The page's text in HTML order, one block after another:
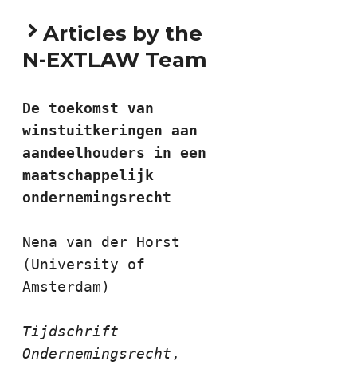
Articles by the
N-EXTLAW Team
De toekomst van
winstuitkeringen aan
aandeelhouders in een
maatschappelijk
Nena van der Horst
(University of
Amsterdam)
Tijdschrift
Ondernemingsrecht